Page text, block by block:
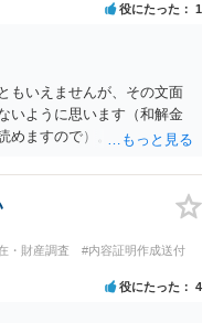
役にたった 1
もいえませんが、その文面
いように思います（和解金
めますので）。 個別具体的
話内容やメールの文面、訴
護士にご相談された方がよ
・財産調査
#内容証明作成送付
役にたった 4